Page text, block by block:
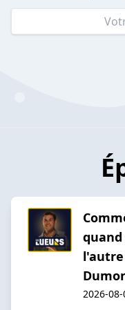
quand
l'autre
2026-08-